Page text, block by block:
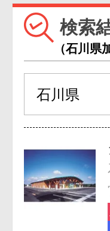
検索
（石川県